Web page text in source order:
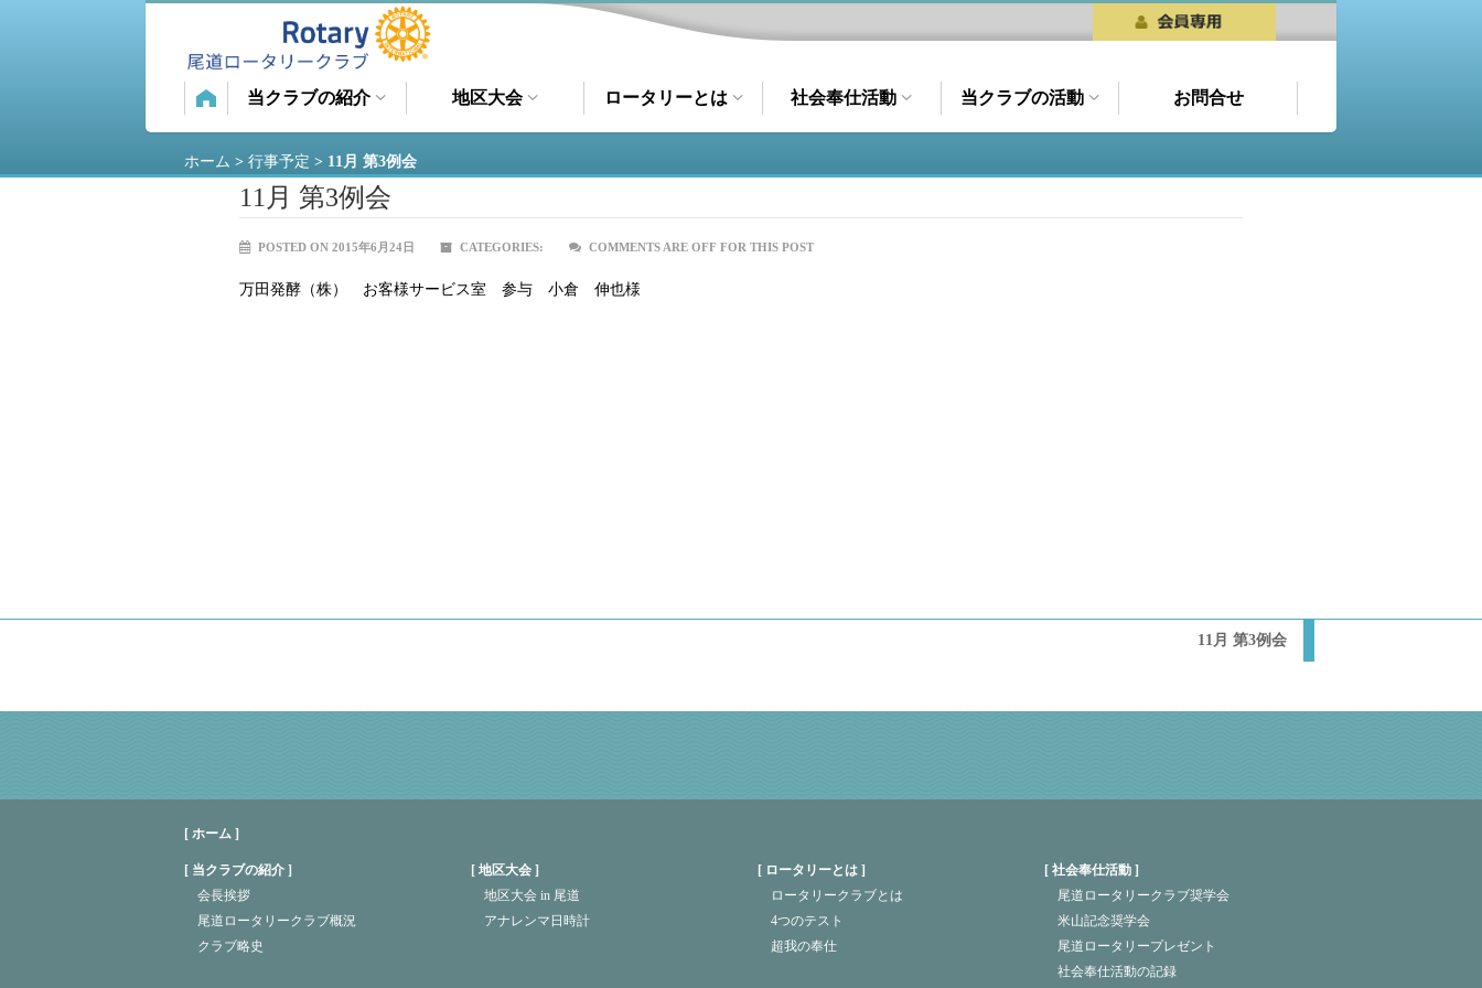
当クラブの紹介 地区大会 ロータリーとは 社会奉仕活動 当クラブの活動 お問合せ
ホーム > 行事予定 > 11月 第3例会
11月 第3例会
POSTED ON 2015年6月24日 CATEGORIES: COMMENTS ARE OFF FOR THIS POST
万田発酵（株） お客様サービス室 参与 小倉 伸也様
11月 第3例会
[ ホーム ]
当クラブの紹介
会長挨拶
尾道ロータリークラブ概況
クラブ略史
地区大会
地区大会 in 尾道
アナレンマ日時計
ロータリーとは
ロータリークラブとは
4つのテスト
超我の奉仕
社会奉仕活動
尾道ロータリークラブ奨学会
米山記念奨学会
尾道ロータリープレゼント
社会奉仕活動の記録